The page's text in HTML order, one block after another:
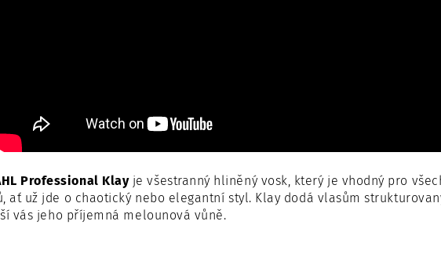
Professional Klayje všestranný hliněný vosk, který je vhodný pro
ať už jde o chaotický nebo elegantní styl. Klay dodá vlasům
vás jeho příjemná melounová vůně.